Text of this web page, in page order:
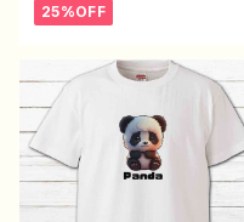
ー イラストレーター 絵
リジナル デザイン グッ
ズ 半袖シャツ ノンブラン
ド H-7 タイトル：青い真
珠の耳飾りの少女 Tシャ
ツ
25%OFF